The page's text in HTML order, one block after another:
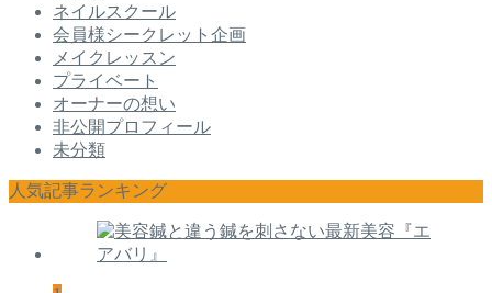
ネイルスクール
会員様シークレット企画
メイクレッスン
プライベート
オーナーの想い
非公開プロフィール
未分類
人気記事ランキング